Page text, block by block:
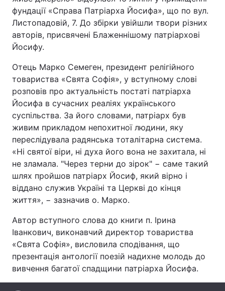
Головна Війна
Україна Політика
Економіка Світ
Техно і зв'язок Лайт
Зброя Інциденти
фундації «Справа Патріарха Йосифа», що по вул.
Листопадовій, 7. До збірки увійшли твори різних
авторів, присвячені Блаженнішому патріархові
Йосифу.
Отець Марко Семеген, президент релігійного
товариства «Свята Софія», у вступному слові
розповів про актуальність постаті патріарха
Йосифа в сучасних реаліях українського
суспільства. За його словами, патріарх був
живим прикладом непохитної людини, яку
переслідувала радянська тоталітарна система.
«Ні святої віри, ні духа його вона не захитала, ні
не зламала. "Через терни до зірок" − саме такий
шлях пройшов патріарх Йосиф, який вірно і
віддано служив Україні та Церкві до кінця
життя», − зазначив о. Марко.
Автор вступного слова до книги п. Ірина
Іванкович, виконавчий директор товариства
«Свята Софія», висловила сподівання, що
презентація антології поезій надихне молодь до
вивчення багатої спадщини патріарха Йосифа.